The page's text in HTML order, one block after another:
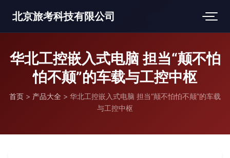
北京旅考科技有限公司
华北工控嵌入式电脑 担当“颠不怕
怕不颠”的车载与工控中枢
首页 > 产品大全 > 华北工控嵌入式电脑 担当“颠不怕怕不颠”的车载
与工控中枢